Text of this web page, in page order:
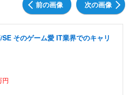
前の画像 次の画像
そのゲーム愛 IT業界でのキャリ
円